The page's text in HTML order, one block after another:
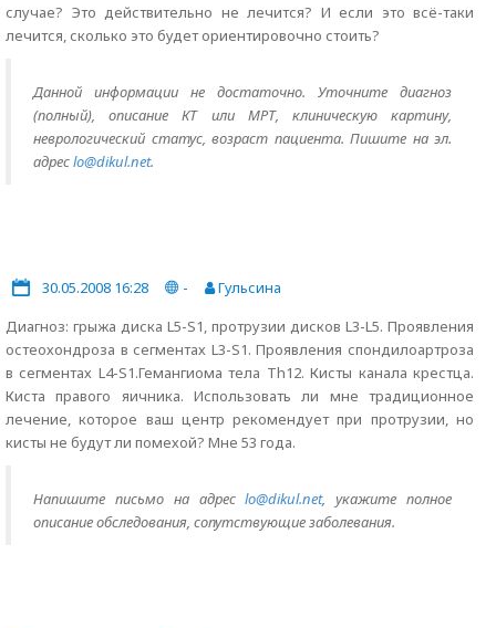
случае? Это действительно не лечится? И если это всё-таки
лечится, сколько это будет ориентировочно стоить?
Данной информации не достаточно. Уточните диагноз
(полный), описание КТ или МРТ, клиническую картину,
неврологический статус, возраст пациента. Пишите на эл.
адресlo@dikul.net.
30.05.2008 16:28 -
Гульсина
Диагноз: грыжа диска L5-S1, протрузии дисков L3-L5. Проявления
остеохондроза в сегментах L3-S1. Проявления спондилоартроза
в сегментах L4-S1.Гемангиома тела Th12. Кисты канала крестца.
Киста правого яичника. Использовать ли мне традиционное
лечение, которое ваш центр рекомендует при протрузии, но
кисты не будут ли помехой? Мне 53 года.
Напишите письмо на адресlo@dikul.net, укажите полное
описание обследования, сопутствующие заболевания.